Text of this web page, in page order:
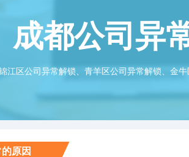
成都公司异
江区公司异常解锁、青羊区公司异常解锁、金
原因